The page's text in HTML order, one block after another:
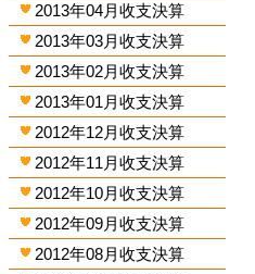
2013年04月收支決算
2013年03月收支決算
2013年02月收支決算
2013年01月收支決算
2012年12月收支決算
2012年11月收支決算
2012年10月收支決算
2012年09月收支決算
2012年08月收支決算